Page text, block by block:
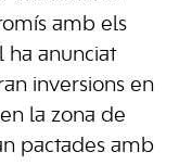
amb els
ha anunciat
inversions en
la zona de
pactades amb